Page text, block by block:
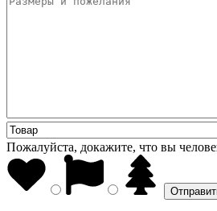
Пожалуйста, докажите, что вы